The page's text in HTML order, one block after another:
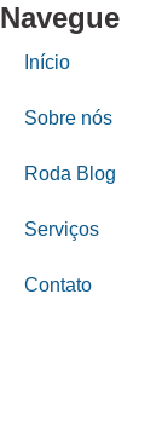
Navegue
Início
Sobre nós
Roda Blog
Serviços
Contato